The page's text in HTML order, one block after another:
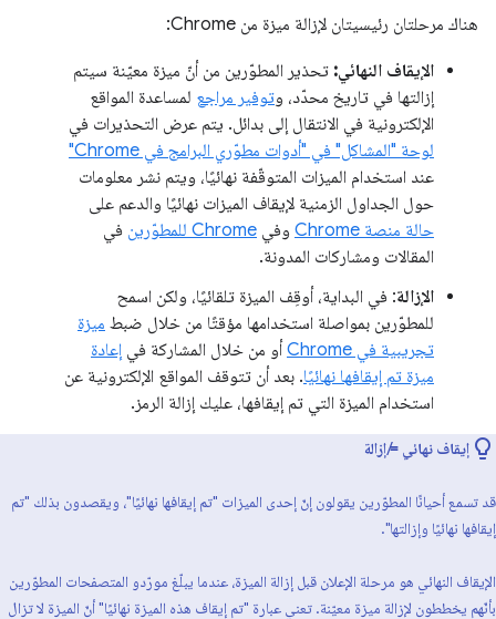
هناك مرحلتان رئيسيتان لإزالة ميزة من Chrome:
الإيقاف النهائي: تحذير المطوّرين من أنّ ميزة معيّنة سيتم
إزالتها في تاريخ محدّد، وتوفير مراجع لمساعدة المواقع
الإلكترونية في الانتقال إلى بدائل. يتم عرض التحذيرات في
لوحة "المشاكل" في "أدوات مطوّري البرامج في Chrome"
عند استخدام الميزات المتوقّفة نهائيًا، ويتم نشر معلومات
حول الجداول الزمنية لإيقاف الميزات نهائيًا والدعم على
حالة منصة Chrome
وفي Chrome للمطوّرين
في
المقالات ومشاركات المدونة.
الإزالة: في البداية، أوقِف الميزة تلقائيًا، ولكن اسمح
للمطوّرين بمواصلة استخدامها مؤقتًا من خلال ضبط ميزة
تجريبية في Chrome
أو من خلال المشاركة في إعادة
ميزة تم إيقافها نهائيًا. بعد أن تتوقف المواقع الإلكترونية عن
استخدام الميزة التي تم إيقافها، عليك إزالة الرمز.
إيقاف نهائي ≠ إزالة
قد تسمع أحيانًا المطوّرين يقولون إنّ إحدى الميزات "تم إيقافها نهائيًا"، ويقصدون بذلك "تم
إيقافها نهائيًا وإزالتها".
الإيقاف النهائي هو مرحلة الإعلان قبل إزالة الميزة، عندما يبلّغ مورّدو المتصفحات المطوّرين
بأنّهم يخططون لإزالة ميزة معيّنة. تعني عبارة "تم إيقاف هذه الميزة نهائيًا" أنّ الميزة لا تزال